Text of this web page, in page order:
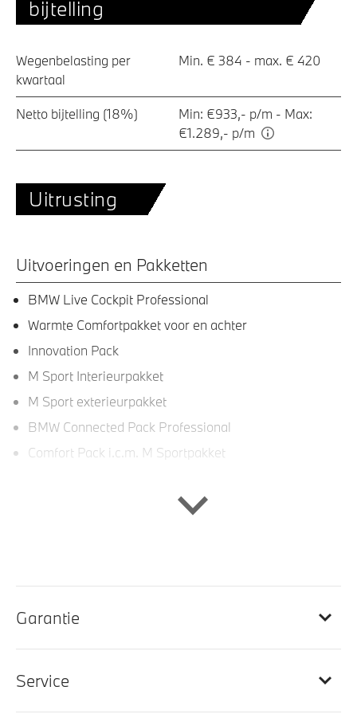
bijtelling
Wegenbelasting per
kwartaal
Min. € 384 - max. € 420
Netto bijtelling (18%)
Min: €933,- p/m - Max:
€1.289,- p/m
Uitrusting
Uitvoeringen en Pakketten
BMW Live Cockpit Professional
Warmte Comfortpakket voor en achter
Innovation Pack
M Sport Interieurpakket
M Sport exterieurpakket
BMW Connected Pack Professional
Comfort Pack i.c.m. M Sportpakket
M Multifunctionele voorstoelen
M Interieur accenten in dark silver
Garantie
Service